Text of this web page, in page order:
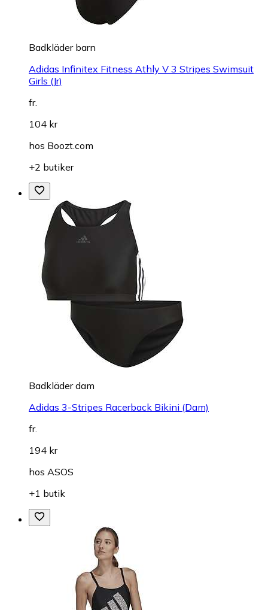
Badkläder barn
Adidas Infinitex Fitness Athly V 3 Stripes Swimsuit
Girls (Jr)
fr.
104 kr
hos Boozt.com
+2 butiker
Badkläder dam
Adidas 3-Stripes Racerback Bikini (Dam)
fr.
194 kr
hos ASOS
+1 butik